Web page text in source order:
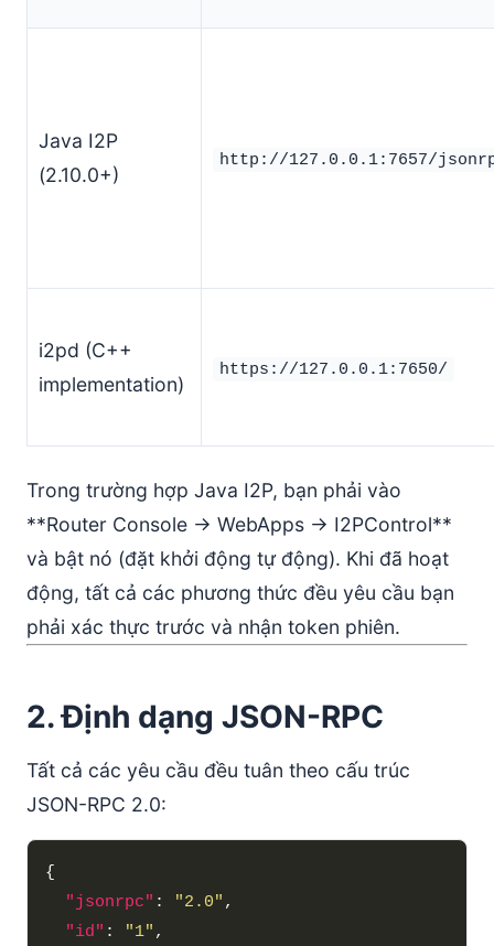
Java I2P
(2.10.0+)
http://127.0.0.1:7657/
i2pd (C++
implementation)
https://127.0.0.1:7650/
Trong trường hợp Java I2P, bạn phải vào
**Router Console → WebApps → I2PControl**
và bật nó (đặt khởi động tự động). Khi đã hoạt
động, tất cả các phương thức đều yêu cầu bạn
phải xác thực trước và nhận token phiên.
2. Định dạng JSON-RPC
Tất cả các yêu cầu đều tuân theo cấu trúc
JSON-RPC 2.0:
"jsonrpc" : "2.0"
"id" : "1"